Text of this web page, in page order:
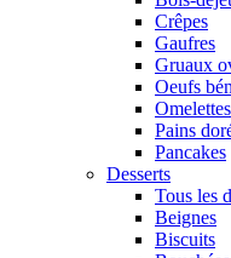
Crêpes
Gaufres
Gruaux
Oeufs
Omelettes
Pains
Pancakes
Desserts
Tous les
Beignes
Biscuits